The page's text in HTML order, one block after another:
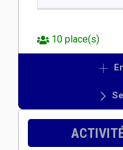
10 place(s)